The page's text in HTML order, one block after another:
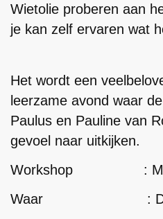
Wietolie proberen aan
je kan zelf ervaren wat
Het wordt een
leerzame avond waar
Paulus en Pauline van
gevoel naar uitkijken.
Workshop :
Waar : Den